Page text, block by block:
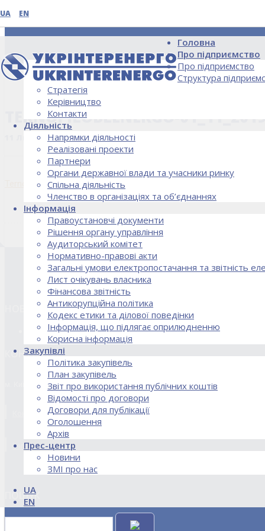
UA EN
Головна
Про підприємство
Про підприємство
Структура
Стратегія
Керівництво
Контакти
Діяльність
Напрямки діяльності
Реалізовані проекти
Партнери
Органи державної влади та учасники ринку
Спільна діяльність
Членство в організаціях та об’єднаннях
Інформація
Правоустановчі документи
Рішення органу управління
Аудиторський комітет
Нормативно-правові акти
Загальні умови електропостачання та звітність
Лист очікувань власника
Фінансова звітність
Антикорупційна політика
Кодекс етики та ділової поведінки
Інформація, що підлягає оприлюдненню
Корисна інформація
Закупівлі
Політика закупівель
План закупівель
Звіт про використання публічних коштів
Відомості про договори
Договори для публікації
Оголошення
Архів
Прес-центр
Новини
ЗМІ про нас
UA
EN
НОВИНИ
TERNOPILOBLENERGO-01_11_2019
11 Листопада, 2019
Ternopiloblenergo-01_11_2019
НОВИНИ
18.02.2026 Стартував процес реорганізації ДПЗД
КОНТАКТИ
м. Київ, вул. Кирилівська, 85
Контакти договірного відділу, розрахункового відділу та відділу
kanc@uie.kiev.ua
ПОШУК